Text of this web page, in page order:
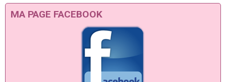
MA PAGE FACEBOOK